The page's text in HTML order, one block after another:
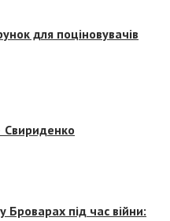
для поціновувачів
Свириденко
під час війни: